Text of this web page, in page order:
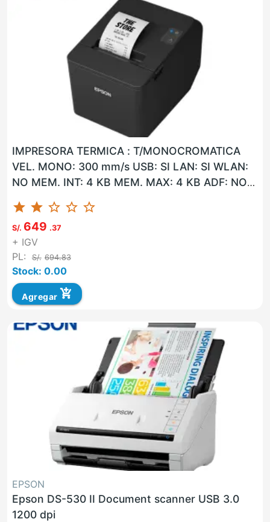
IMPRESORA TERMICA : T/MONOCROMATICA
VEL. MONO: 300 mm/s USB: SI LAN: SI WLAN:
NO MEM. INT: 4 KB MEM. MAX: 4 KB ADF: NO
DA: NO RES. IMP: 203 ppp CTMR: ...
star star star_border star_border star_border
S/. 649 .37
+ IGV
PL:
S/. 694.83
Stock: 0.00
Agregar add_shopping_cart
EPSON
Epson DS-530 II Document scanner USB 3.0
1200 dpi